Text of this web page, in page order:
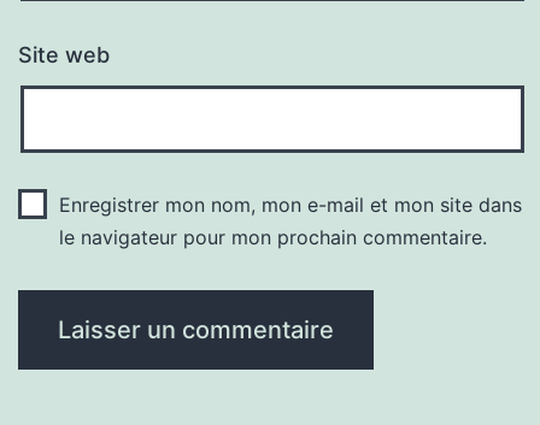
Site web
Enregistrer mon nom, mon e-mail et mon site dans
le navigateur pour mon prochain commentaire.